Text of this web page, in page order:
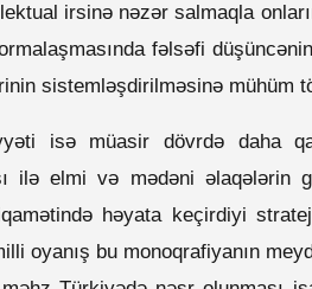
irsinə nəzər salmaqla
fəlsəfi
sistemləşdirilməsinə mühüm
isə müasir dövrdə daha
ilə elmi və mədəni əlaqələrin
həyata keçirdiyi
oyanış bu monoqrafiyanın